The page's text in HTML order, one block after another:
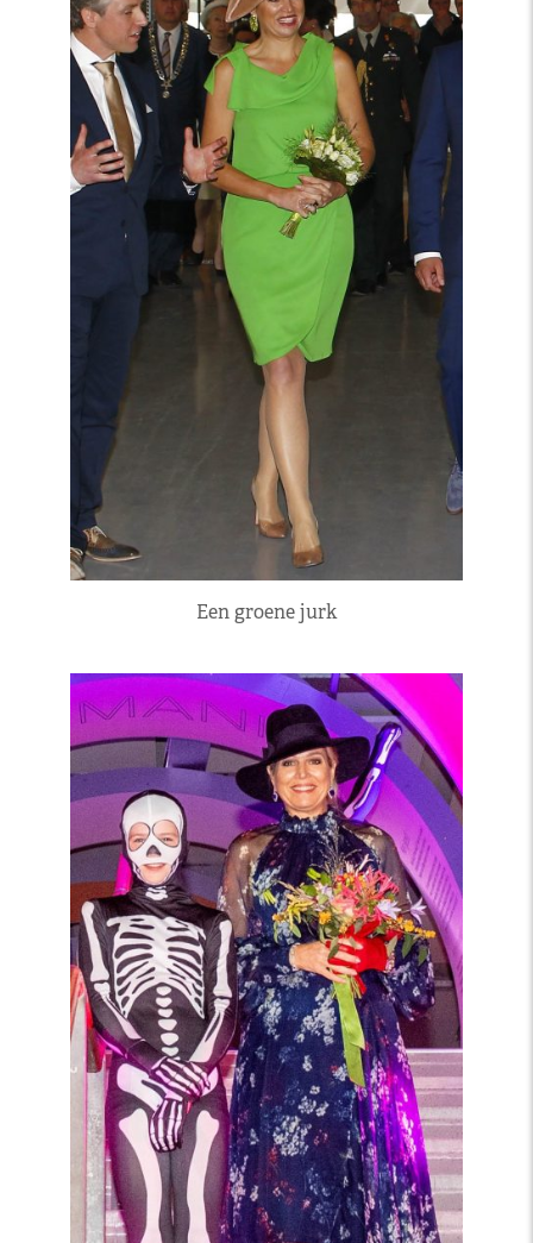
Een groene jurk